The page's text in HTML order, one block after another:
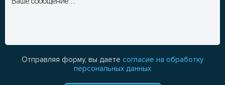
Отправляя форму, вы даете согласие на обработку
персональных данных